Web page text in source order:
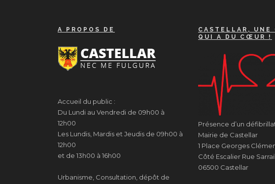
A PROPOS DE
Accueil du public :
Du Lundi au Vendredi de 09h00 à
12h00
Les Lundis, Mardis et Jeudis de 09h00 à
12h00
et de 13h00 à 16h00
Urbanisme, Consultation, dépôt de
CASTELLAR, UNE
QUI A DU CŒUR !
Présence d’un
Mairie de Castellar
1 Place Georges
Côté Escalier Rue Sarrail
06500 Castellar